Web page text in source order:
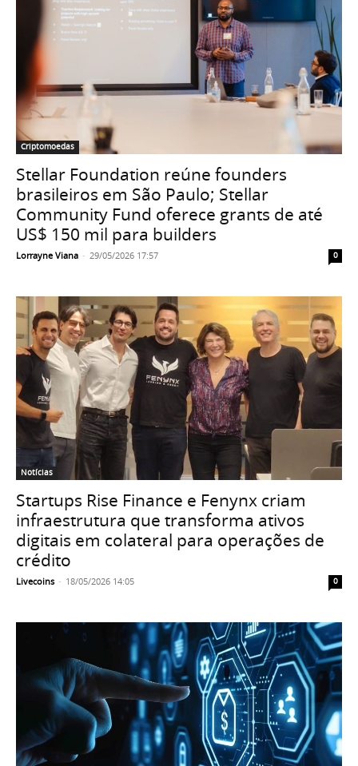
Criptomoedas
Stellar Foundation reúne founders
brasileiros em São Paulo; Stellar
Community Fund oferece grants de até
US$ 150 mil para builders
Lorrayne Viana - 29/05/2026 17:57 0
Notícias
Startups Rise Finance e Fenynx criam
infraestrutura que transforma ativos
digitais em colateral para operações de
crédito
Livecoins - 18/05/2026 14:05 0